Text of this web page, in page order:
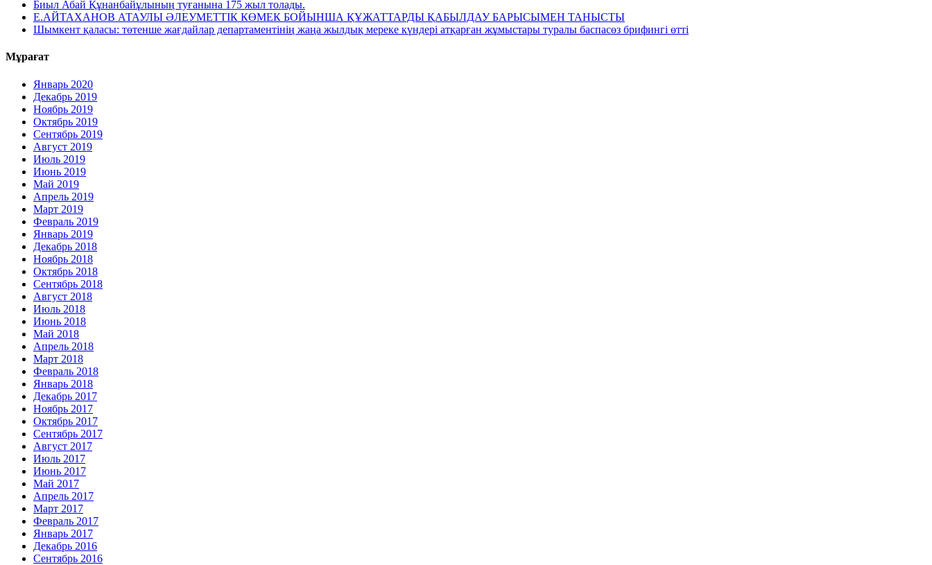
Биыл Абай Құнанбайұлының туғанына 175 жыл толады.
Е.АЙТАХАНОВ АТАУЛЫ ӘЛЕУМЕТТІК КӨМЕК БОЙЫНША ҚҰЖАТТАРДЫ ҚАБЫЛДАУ БАРЫСЫМЕН ТАНЫСТЫ
Шымкент қаласы: төтенше жағдайлар департаментінің жаңа жылдық мереке күндері атқарған жұмыстары туралы баспасөз брифингі өтті
Мұрағат
Январь 2020
Декабрь 2019
Ноябрь 2019
Октябрь 2019
Сентябрь 2019
Август 2019
Июль 2019
Июнь 2019
Май 2019
Апрель 2019
Март 2019
Февраль 2019
Январь 2019
Декабрь 2018
Ноябрь 2018
Октябрь 2018
Сентябрь 2018
Август 2018
Июль 2018
Июнь 2018
Май 2018
Апрель 2018
Март 2018
Февраль 2018
Январь 2018
Декабрь 2017
Ноябрь 2017
Октябрь 2017
Сентябрь 2017
Август 2017
Июль 2017
Июнь 2017
Май 2017
Апрель 2017
Март 2017
Февраль 2017
Январь 2017
Декабрь 2016
Сентябрь 2016